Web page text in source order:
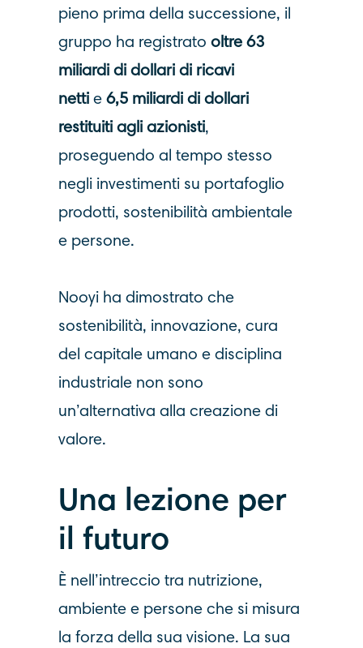
pieno prima della successione, il
gruppo ha registrato oltre 63
miliardi di dollari di ricavi
netti e 6,5 miliardi di dollari
restituiti agli azionisti,
proseguendo al tempo stesso
negli investimenti su portafoglio
prodotti, sostenibilità ambientale
e persone.
Nooyi ha dimostrato che
sostenibilità, innovazione, cura
del capitale umano e disciplina
industriale non sono
un’alternativa alla creazione di
valore.
Una lezione per
il futuro
È nell’intreccio tra nutrizione,
ambiente e persone che si misura
la forza della sua visione. La sua